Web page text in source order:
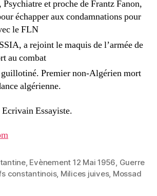
et proche de Frantz Fanon,
échapper aux condamnations pour
le FLN
a rejoint le maquis de l’armée de
au combat
Premier non-Algérien mort
algérienne.
Essayiste.
, Evènement 12 Mai 1956, Guerre
constantinois, Milices juives, Mossad